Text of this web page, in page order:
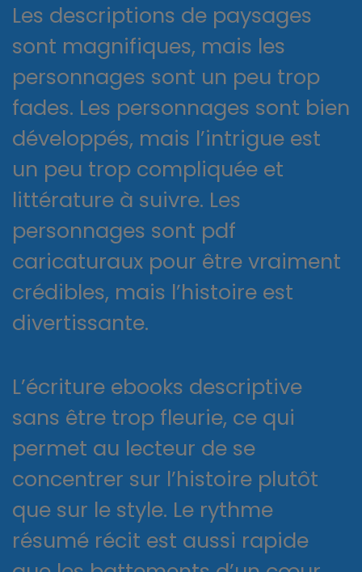
Les descriptions de paysages
sont magnifiques, mais les
personnages sont un peu trop
fades. Les personnages sont bien
développés, mais l’intrigue est
un peu trop compliquée et
littérature à suivre. Les
personnages sont pdf
caricaturaux pour être vraiment
crédibles, mais l’histoire est
divertissante.
L’écriture ebooks descriptive
sans être trop fleurie, ce qui
permet au lecteur de se
concentrer sur l’histoire plutôt
que sur le style. Le rythme
résumé récit est aussi rapide